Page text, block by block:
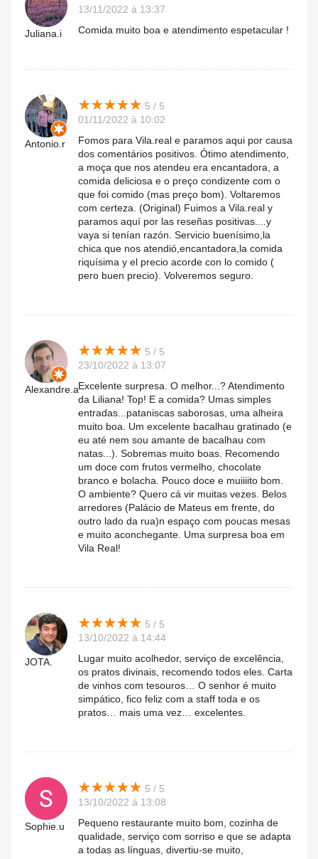
Juliana.i
13/11/2022 à 13:37
Comida muito boa e atendimento espetacular !
Antonio.r
★★★★★
★★★★★ 5 / 5
01/11/2022 à 10:02
Fomos para Vila.real e paramos aqui por causa
dos comentários positivos. Ótimo atendimento,
a moça que nos atendeu era encantadora, a
comida deliciosa e o preço condizente com o
que foi comido (mas preço bom). Voltaremos
com certeza. (Original) Fuimos a Vila.real y
paramos aquí por las reseñas positivas....y
vaya si tenían razón. Servicio buenísimo,la
chica que nos atendió,encantadora,la comida
riquísima y el precio acorde con lo comido (
pero buen precio). Volveremos seguro.
Alexandre.a
★★★★★
★★★★★ 5 / 5
23/10/2022 à 13:07
Excelente surpresa. O melhor...? Atendimento
da Liliana! Top! E a comida? Umas simples
entradas...pataniscas saborosas, uma alheira
muito boa. Um excelente bacalhau gratinado (e
eu até nem sou amante de bacalhau com
natas...). Sobremas muito boas. Recomendo
um doce com frutos vermelho, chocolate
branco e bolacha. Pouco doce e muiiiito bom.
O ambiente? Quero cá vir muitas vezes. Belos
arredores (Palácio de Mateus em frente, do
outro lado da rua)n espaço com poucas mesas
e muito aconchegante. Uma surpresa boa em
Vila Real!
JOTA.
★★★★★
★★★★★ 5 / 5
13/10/2022 à 14:44
Lugar muito acolhedor, serviço de excelência,
os pratos divinais, recomendo todos eles. Carta
de vinhos com tesouros… O senhor é muito
simpático, fico feliz com a staff toda e os
pratos… mais uma vez… excelentes.
Sophie.u
★★★★★
★★★★★ 5 / 5
13/10/2022 à 13:08
Pequeno restaurante muito bom, cozinha de
qualidade, serviço com sorriso e que se adapta
a todas as línguas, divertiu-se muito,